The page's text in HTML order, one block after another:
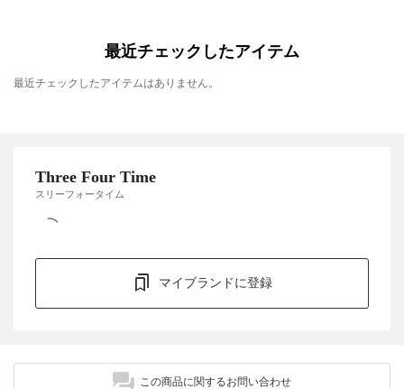
最近チェックしたアイテム
最近チェックしたアイテムはありません。
Three Four Time
スリーフォータイム
マイブランドに登録
この商品に関するお問い合わせ